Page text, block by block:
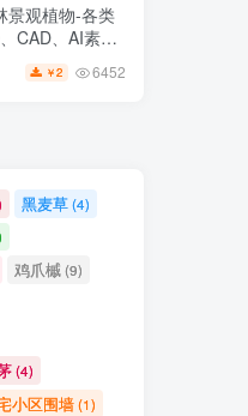
景观植物-各类
CAD、AI素材
￥2 6452
黑麦草(4)
鸡爪槭(9)
(4)
小区围墙(1)